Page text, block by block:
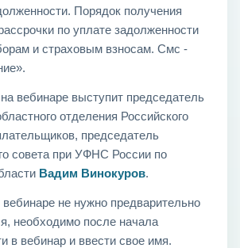
Порядок получения
по уплате задолженности
и страховым взносам. Смс -
вебинаре выступит председатель
отделения Российского
председатель
совета при УФНС России по
Вадим Винокуров.
не нужно предварительно
необходимо после начала
в вебинар и ввести свое имя.